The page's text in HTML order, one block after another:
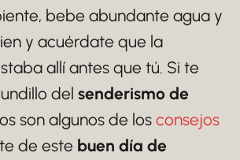
bebe abundante agua y
y acuérdate que la
allí antes que tú. Si te
del senderismo de
son algunos de los consejos
de este buen día de